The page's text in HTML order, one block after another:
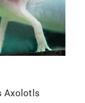
Axolotls